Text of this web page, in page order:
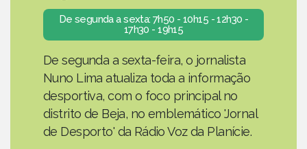
De segunda a sexta: 7h50 - 10h15 - 12h30 -
17h30 - 19h15
De segunda a sexta-feira, o jornalista
Nuno Lima atualiza toda a informação
desportiva, com o foco principal no
distrito de Beja, no emblemático 'Jornal
de Desporto' da Rádio Voz da Planície.